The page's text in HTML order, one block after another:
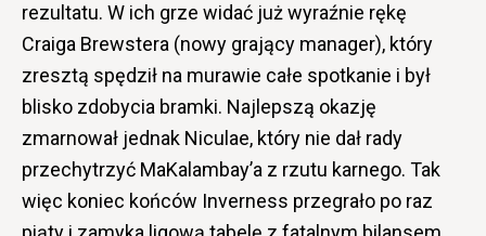
rezultatu. W ich grze widać już wyraźnie rękę
Craiga Brewstera (nowy grający manager), który
zresztą spędził na murawie całe spotkanie i był
blisko zdobycia bramki. Najlepszą okazję
zmarnował jednak Niculae, który nie dał rady
przechytrzyć MaKalambay’a z rzutu karnego. Tak
więc koniec końców Inverness przegrało po raz